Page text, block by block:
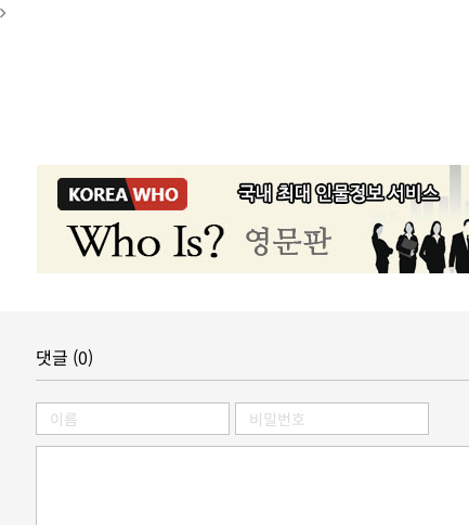
댓글 (0)